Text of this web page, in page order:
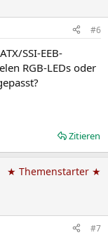
#6
SSI-EEB-
RGB-LEDs oder
Zitieren
★ Themenstarter ★
#7